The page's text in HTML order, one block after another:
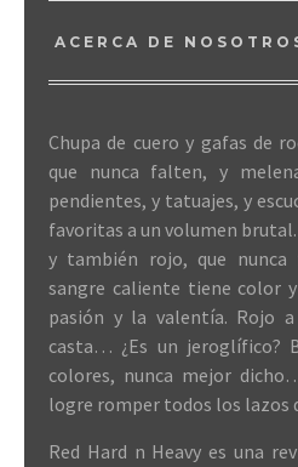
ACERCA DE
Chupa de cuero y gafas de
que nunca falten, y
pendientes, y tatuajes, y
favoritas a un volumen
y también rojo, que
sangre caliente tiene color
pasión y la valentía. Rojo
casta… ¿Es un jeroglífico?
colores, nunca mejor
logre romper todos los lazos
Red Hard n Heavy es una